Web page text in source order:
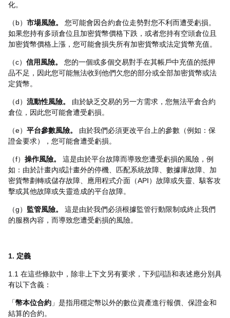
化。
（b） 市場風險。
您可能會因合約倉位走勢對您不利而遭受虧損。
如果您持有多頭倉位且加密貨幣價格下跌，或者您持有空頭倉位且
加密貨幣價格上漲，您可能會損失所有加密貨幣或法定貨幣充值。
（c） 信用風險。
您的一個或多個交易對手在其帳戶中充值的抵押
品不足，因此您可能無法收到他們欠您的部分或全部加密貨幣或法
定貨幣。
（d） 流動性風險。
由於缺乏交易的另一方需求，您無法平倉合約
倉位，因此您可能會遭受虧損。
（e） 平台參數風險。
由於我們必須更改平台上的參數（例如：保
證金要求），您可能會遭受虧損。
（f） 操作風險。
這是由於平台故障而導致您遭受虧損的風險，例
如：由於計畫內或計畫外的停機、匹配系統故障、數據庫故障、加
密貨幣劃轉或儲存故障、應用程式介面（API）故障或失靈、駭客攻
擊或其他故障或失靈造成的平台故障。
（g） 監管風險。
這是由於我們必須根據監管行動限制或終止我們
的服務內容，而導致您遭受虧損的風險。
1. 定義
1.1 在這些條款中，除非上下文另有要求，下列詞語和表述應分別具
有以下含義：
「幣本位合約 」是指用穩定幣以外的數位資產進行報價、保證金和
結算的合約。